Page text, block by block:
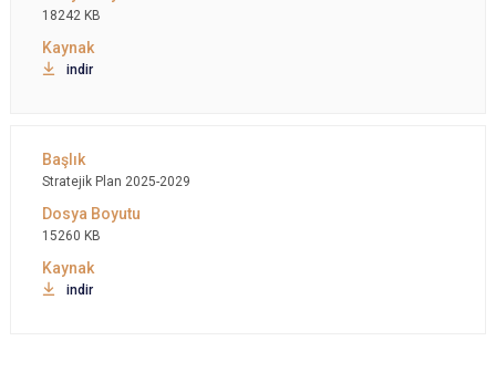
18242 KB
indir
Stratejik Plan 2025-2029
15260 KB
indir